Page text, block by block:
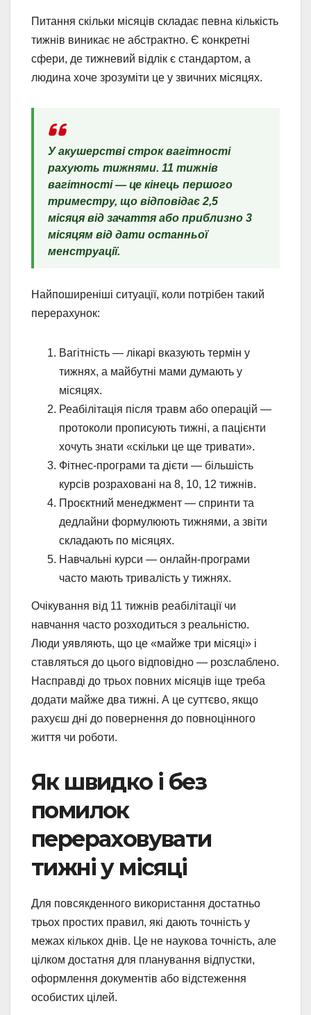
Питання скільки місяців складає певна кількість
тижнів виникає не абстрактно. Є конкретні
сфери, де тижневий відлік є стандартом, а
людина хоче зрозуміти це у звичних місяцях.
У акушерстві строк вагітності
рахують тижнями. 11 тижнів
вагітності — це кінець першого
триместру, що відповідає 2,5
місяця від зачаття або приблизно 3
місяцям від дати останньої
менструації.
Найпоширеніші ситуації, коли потрібен такий
перерахунок:
Вагітність — лікарі вказують термін у
тижнях, а майбутні мами думають у
місяцях.
Реабілітація після травм або операцій —
протоколи прописують тижні, а пацієнти
хочуть знати «скільки це ще тривати».
Фітнес-програми та дієти — більшість
курсів розраховані на 8, 10, 12 тижнів.
Проєктний менеджмент — спринти та
дедлайни формулюють тижнями, а звіти
складають по місяцях.
Навчальні курси — онлайн-програми
часто мають тривалість у тижнях.
Очікування від 11 тижнів реабілітації чи
навчання часто розходиться з реальністю.
Люди уявляють, що це «майже три місяці» і
ставляться до цього відповідно — розслаблено.
Насправді до трьох повних місяців іще треба
додати майже два тижні. А це суттєво, якщо
рахуєш дні до повернення до повноцінного
життя чи роботи.
Як швидко і без
помилок
перераховувати
тижні у місяці
Для повсякденного використання достатньо
трьох простих правил, які дають точність у
межах кількох днів. Це не наукова точність, але
цілком достатня для планування відпустки,
оформлення документів або відстеження
особистих цілей.